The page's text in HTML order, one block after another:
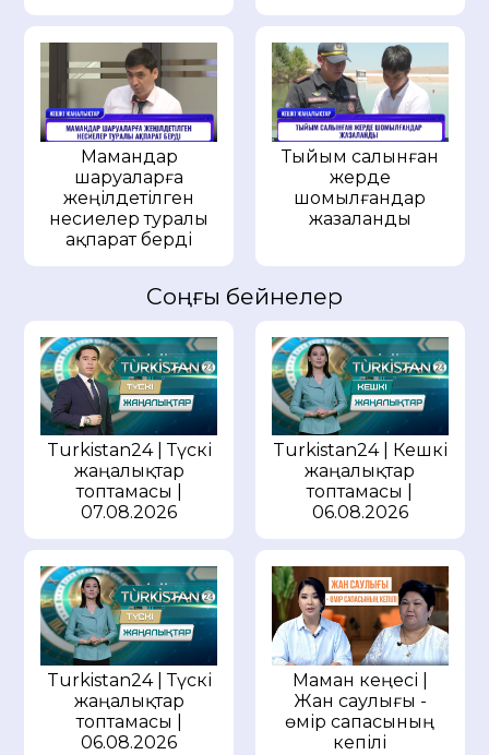
Мамандар
шаруаларға
жеңілдетілген
несиелер туралы
ақпарат берді
Тыйым салынған
жерде
шомылғандар
жазаланды
Соңғы бейнелер
Turkistan24 | Түскі
жаңалықтар
топтамасы |
07.08.2026
Turkistan24 | Кешкі
жаңалықтар
топтамасы |
06.08.2026
Turkistan24 | Түскі
жаңалықтар
топтамасы |
06.08.2026
Маман кеңесі |
Жан саулығы -
өмір сапасының
кепілі